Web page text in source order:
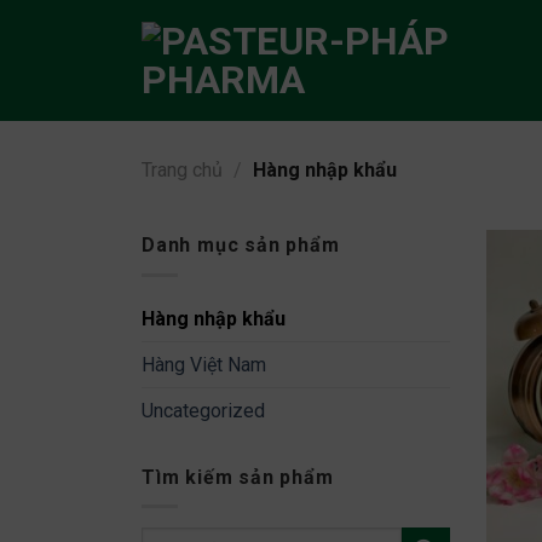
Trang chủ Hàng nhập khẩu
Danh mục sản phẩm
Hàng nhập khẩu
Hàng Việt Nam
Uncategorized
Tìm kiếm sản phẩm